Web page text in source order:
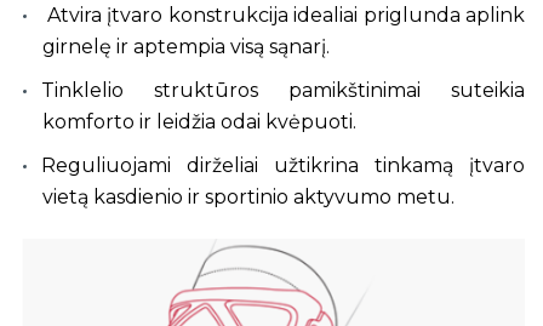
Atvira įtvaro konstrukcija idealiai priglunda aplink
girnelę ir aptempia visą sąnarį.
Tinklelio struktūros pamikštinimai suteikia
komforto ir leidžia odai kvėpuoti.
Reguliuojami dirželiai užtikrina tinkamą įtvaro
vietą kasdienio ir sportinio aktyvumo metu.